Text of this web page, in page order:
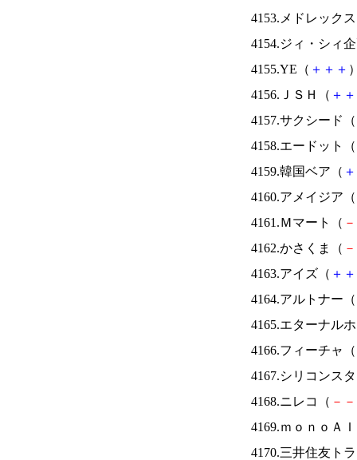
4153.メドレック
4154.ジィ・シィ
4155.YE（ ＋ ＋ ＋
4156.ＪＳＨ（ ＋ ＋
4157.サクシード（
4158.エードット（
4159.韓国ベア（ ＋
4160.アメイジア（
4161.Ｍマート（ －
4162.かさくま（ －
4163.アイズ（ ＋ ＋
4164.アルトナー（
4165.エターナル
4166.フィーチャ（
4167.シリコンス
4168.ニレコ（ － －
4169.ｍｏｎｏＡ
4170.三井住友ト